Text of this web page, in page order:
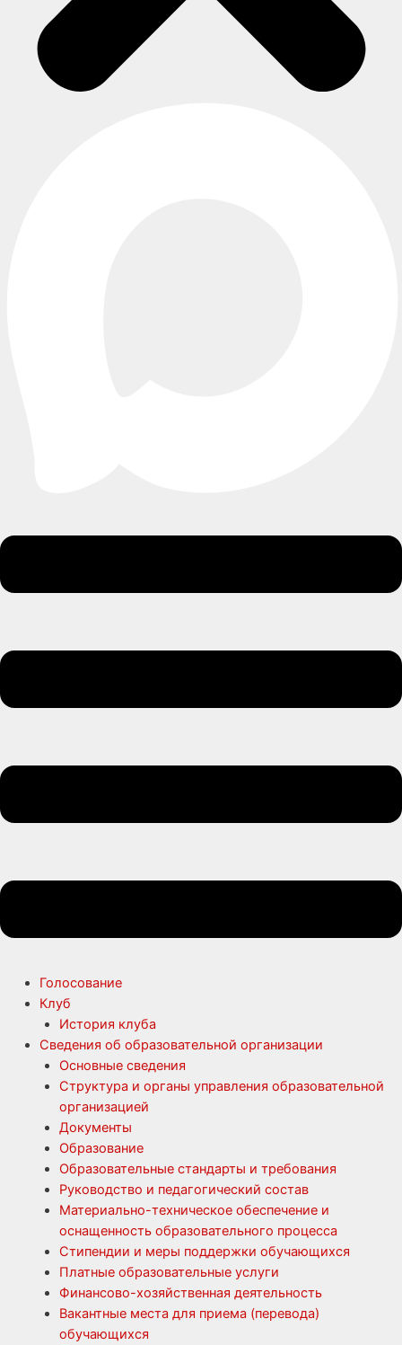
Голосование
Клуб
История клуба
Сведения об образовательной организации
Основные сведения
Структура и органы управления образовательной
организацией
Документы
Образование
Образовательные стандарты и требования
Руководство и педагогический состав
Материально-техническое обеспечение и
оснащенность образовательного процесса
Стипендии и меры поддержки обучающихся
Платные образовательные услуги
Финансово-хозяйственная деятельность
Вакантные места для приема (перевода)
обучающихся